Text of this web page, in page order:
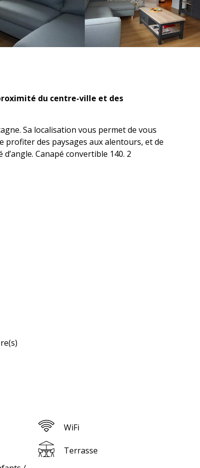
du centre-ville et des
Sa localisation vous permet de vous
profiter des paysages aux alentours, et de
Canapé convertible 140. 2
WiFi
Terrasse